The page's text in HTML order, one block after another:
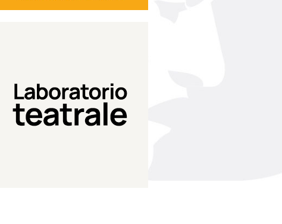
Laboratorio di teatro del
Teatro Eduardo de Filippo